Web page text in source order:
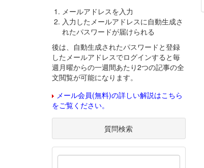
メールアドレスを入力
入力したメールアドレスに自動生成さ
れたパスワードが届けられる
後は、自動生成されたパスワードと登録
したメールアドレスでログインすると毎
週月曜からの一週間あたり2つの記事の全
文閲覧が可能になります。
メール会員(無料)の詳しい解説はこちら
をご覧ください。
質問検索